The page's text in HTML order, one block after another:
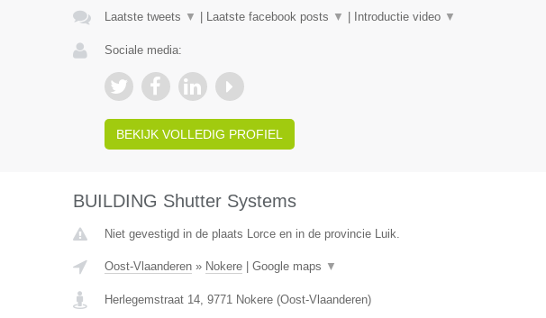
Laatste tweets ▼ Laatste facebook posts ▼ Introductie video ▼
Sociale media:
BEKIJK VOLLEDIG PROFIEL
BUILDING Shutter Systems
Niet gevestigd in de plaats Lorce en in de provincie Luik.
Oost-Vlaanderen» Nokere| Google maps ▼
Herlegemstraat 14, 9771 Nokere(Oost-Vlaanderen)